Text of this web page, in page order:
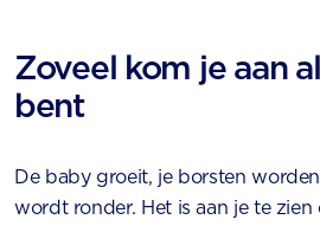
Zoveel kom je aan
bent
De baby groeit, je borsten
wordt ronder. Het is aan je te zien